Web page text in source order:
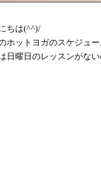
ちは(^^)/
ホットヨガのスケジュ
日曜日のレッスンがな